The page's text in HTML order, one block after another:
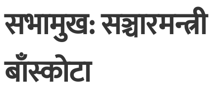
सभामुख: सञ्चारमन्त्री
बाँस्कोटा